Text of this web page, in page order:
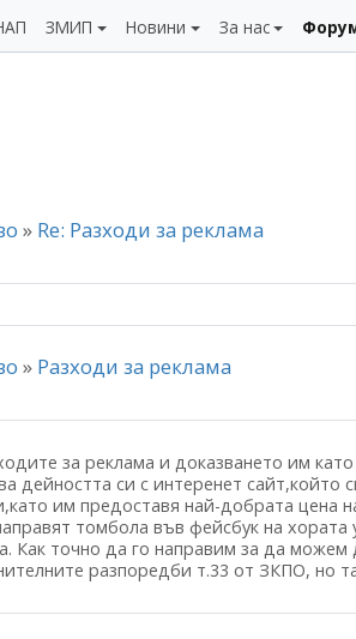
ЗМИП Новини За нас
» Re: Разходи за реклама
» Разходи за реклама
за реклама и доказването им
дейността си с интеренет сайт,който
им предоставя най-добрата цена
томбола във фейсбук на хората
Как точно да го направим за да можем
разпоредби т.33 от ЗКПО, но